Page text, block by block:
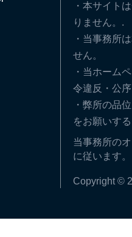
・本サイト
りません。.
・当事務所
せん。
・当ホーム
令違反・公
・弊所の品
をお願いす
当事務所の
に従います。
Copyright ©